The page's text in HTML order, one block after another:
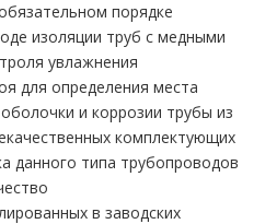
порядке
изоляции тpуб с медными
увлажнения
для определения места
и коррозии тpубы из
комплектующих
данного типа тpубопроводов
в заводских